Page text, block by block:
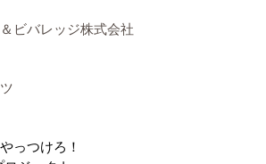
ビバレッジ株式会社
っつけろ！